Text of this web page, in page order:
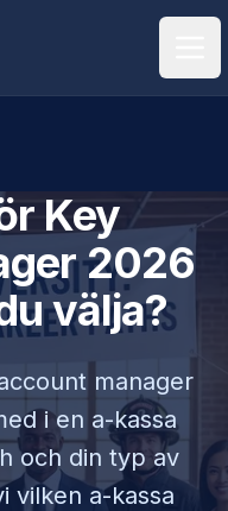
Key
2026
välja?
manager
i en a-kassa
och din typ av
vilken a-kassa